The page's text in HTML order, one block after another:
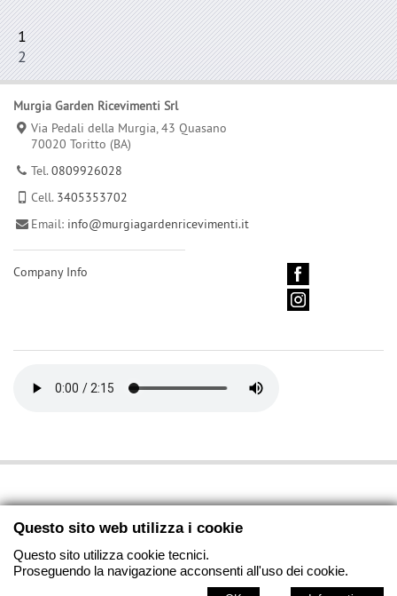
Questo sito web utilizza i cookie
Questo sito utilizza cookie tecnici.
Proseguendo la navigazione acconsenti all'uso dei cookie.
1
2
Murgia Garden Ricevimenti Srl
Via Pedali della Murgia, 43 Quasano
70020 Toritto (BA)
Tel.0809926028
Cell. 3405353702
Email: info@murgiagardenricevimenti.it
Company Info
informativa privacy-informativa cookie